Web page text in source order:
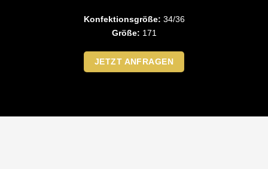
Konfektionsgröße: 34/36
Größe: 171
JETZT ANFRAGEN